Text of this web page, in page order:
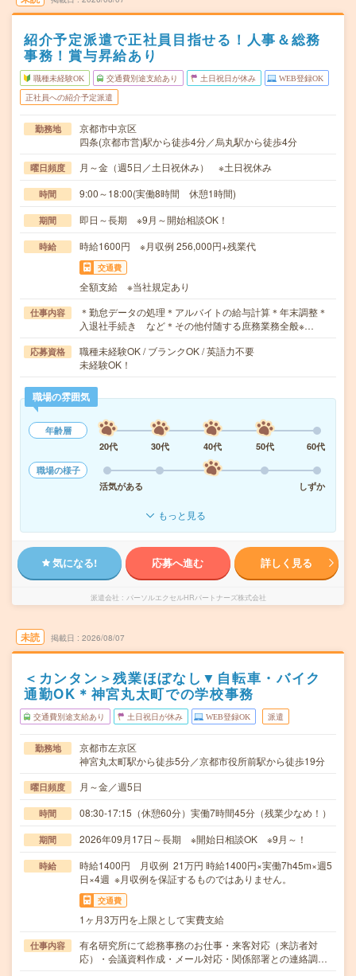
紹介予定派遣で正社員目指せる！人事＆総務
事務！賞与昇給あり
職種未経験OK 交通費別途支給あり 土日祝日が休み WEB登録OK
正社員への紹介予定派遣
勤務地
京都市中京区
四条(京都市営)駅から徒歩4分／烏丸駅から徒歩4分
曜日頻度 月～金（週5日／土日祝休み） ※土日祝休み
時間 9:00～18:00(実働8時間 休憩1時間)
期間 即日～長期 ※9月～開始相談OK！
時給 時給1600円 ※月収例 256,000円+残業代
交通費
全額支給 ※当社規定あり
仕事内容
＊勤怠データの処理＊アルバイトの給与計算＊年末調整＊
入退社手続き など＊その他付随する庶務業務全般※…
応募資格
職種未経験OK / ブランクOK / 英語力不要
未経験OK！
職場の雰囲気
年齢層
20代
30代 40代 50代
60代
職場の様子
活気がある
しずか
もっと見る
気になる! 応募へ進む 詳しく見る
派遣会社 パーソルエクセルHRパートナーズ株式会社
未読 掲載日 2026/08/07
＜カンタン＞残業ほぼなし▼自転車・バイク
通勤OK＊神宮丸太町での学校事務
交通費別途支給あり 土日祝日が休み WEB登録OK 派遣
勤務地
京都市左京区
神宮丸太町駅から徒歩5分／京都市役所前駅から徒歩19分
曜日頻度 月～金／週5日
時間 08:30-17:15（休憩60分）実働7時間45分（残業少なめ！）
期間 2026年09月17日～長期 ※開始日相談OK ※9月～！
時給
時給1400円 月収例 21万円 時給1400円×実働7h45m×週5
日×4週 ※月収例を保証するものではありません。
交通費
1ヶ月3万円を上限として実費支給
仕事内容
有名研究所にて総務事務のお仕事・来客対応（来訪者対
応）・会議資料作成・メール対応・関係部署との連絡調…